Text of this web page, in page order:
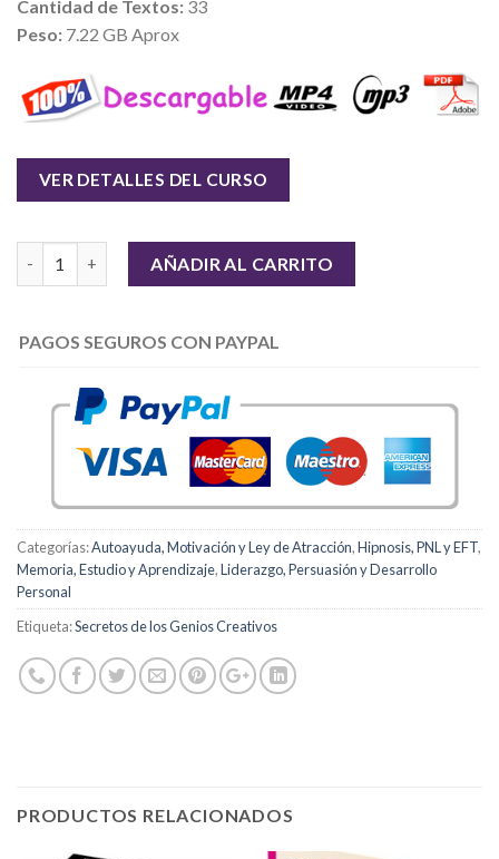
Cantidad de Textos: 33
Peso: 7.22 GB Aprox
VER DETALLES DEL CURSO
AÑADIR AL CARRITO
PAGOS SEGUROS CON PAYPAL
Categorías:Autoayuda, Motivación y Ley de Atracción,Hipnosis, PNL y EFT,
Memoria, Estudio y Aprendizaje,Liderazgo, Persuasión y Desarrollo
Personal
Etiqueta:Secretos de los Genios Creativos
PRODUCTOS RELACIONADOS